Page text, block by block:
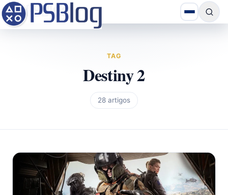
TAG
Destiny 2
28 artigos